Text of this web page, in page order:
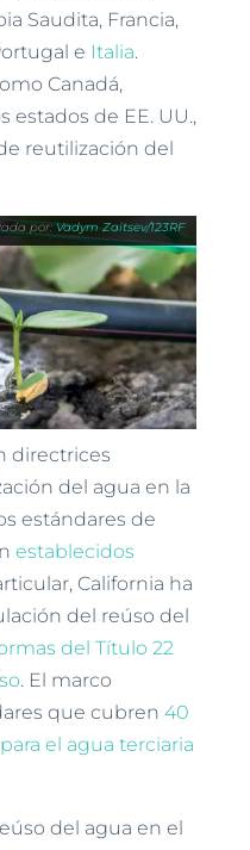
Saudita, Francia,
e Italia.
Canadá,
estados de EE. UU.,
reutilización del
Vadym Zaitsev/123RF
directrices
del agua en la
estándares de
establecidos
California ha
del reúso del
del Título 22
. El marco
que cubren 40
el agua terciaria
del agua en el